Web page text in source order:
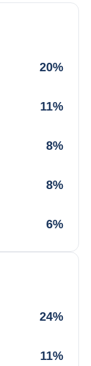
20%
11%
8%
8%
6%
24%
11%